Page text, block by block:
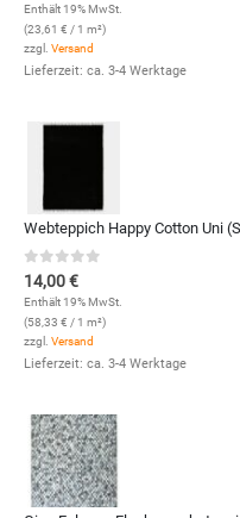
Enthält 19% MwSt.
(23,61 € / 1 m²)
zzgl. Versand
Lieferzeit: ca. 3-4 Werktage
Webteppich Happy Cotton Uni
0 out of 5
14,00€
Enthält 19% MwSt.
(58,33 € / 1 m²)
zzgl. Versand
Lieferzeit: ca. 3-4 Werktage